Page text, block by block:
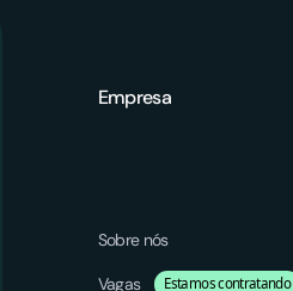
Empresa
Sobre nós
Vagas Estamos contratando